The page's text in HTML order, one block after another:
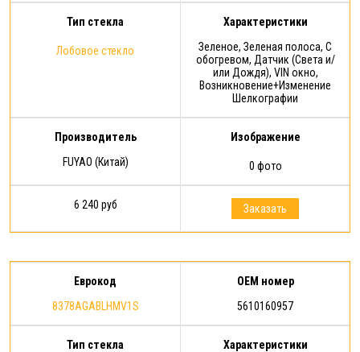
Тип стекла
Лобовое стекло
Характеристики
Зеленое, Зеленая полоса, С
обогревом, Датчик (Света и/
или Дождя), VIN окно,
Возникновение+Изменение
Шелкографии
Производитель
FUYAO (Китай)
Изображение
0 фото
6 240 руб Заказать
Еврокод
8378AGABLHMV1S
OEM номер
5610160957
Тип стекла
Характеристики